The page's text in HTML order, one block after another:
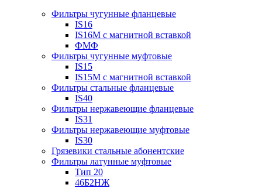
Фильтры чугунные фланцевые
IS16
IS16M с магнитной вставкой
ФМФ
Фильтры чугунные муфтовые
IS15
IS15M c магнитной вставкой
Фильтры стальные фланцевые
IS40
Фильтры нержавеющие фланцевые
IS31
Фильтры нержавеющие муфтовые
IS30
Грязевики стальные абонентские
Фильтры латунные муфтовые
Тип 20
46Б2НЖ